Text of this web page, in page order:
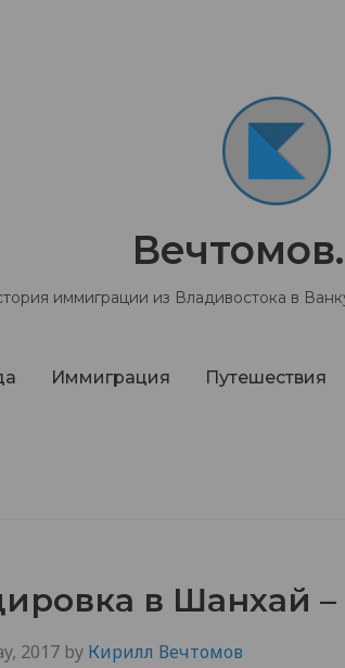
иммиграции из Владивостока в
Иммиграция Путешествия
в Шанхай –
2017 by Кирилл Вечтомов